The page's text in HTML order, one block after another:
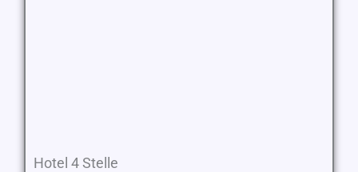
Hotel 4 Stelle